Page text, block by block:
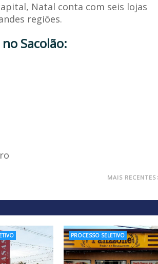
Natal conta com seis lojas
regiões.
Sacolão:
MAIS RECENTES
PROCESSO SELETIVO